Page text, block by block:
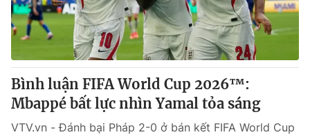
Sản phẩm
Thị trường
Tư vấn
Lịch phát sóng
Chuyên mục khác
Emagazine Podcast
Bình luận FIFA World Cup 2026™:
Mbappé bất lực nhìn Yamal tỏa sáng
VTV.vn - Đánh bại Pháp 2-0 ở bán kết FIFA World Cup